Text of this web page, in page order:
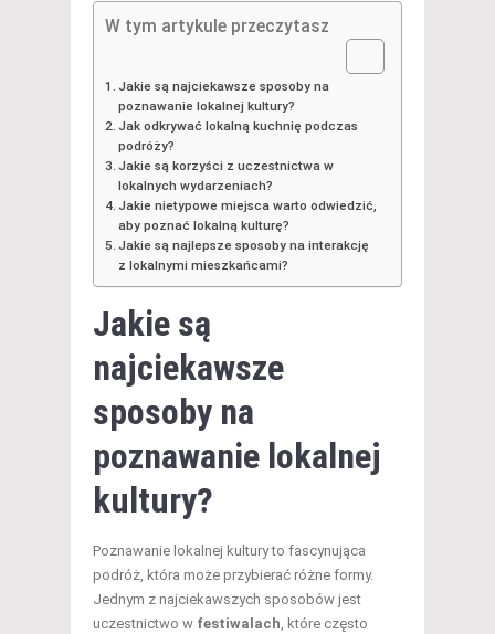
W tym artykule przeczytasz
Jakie są najciekawsze sposoby na
poznawanie lokalnej kultury?
Jak odkrywać lokalną kuchnię podczas
podróży?
Jakie są korzyści z uczestnictwa w
lokalnych wydarzeniach?
Jakie nietypowe miejsca warto odwiedzić,
aby poznać lokalną kulturę?
Jakie są najlepsze sposoby na interakcję
z lokalnymi mieszkańcami?
Jakie są
najciekawsze
sposoby na
poznawanie lokalnej
kultury?
Poznawanie lokalnej kultury to fascynująca
podróż, która może przybierać różne formy.
Jednym z najciekawszych sposobów jest
uczestnictwo w festiwalach , które często